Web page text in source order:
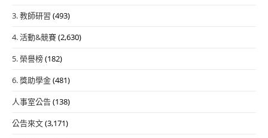
3. 教師研習 (493)
4. 活動&競賽(2,630)
5. 榮譽榜(182)
6. 獎助學金(481)
人事室公告(138)
公告來文(3,171)